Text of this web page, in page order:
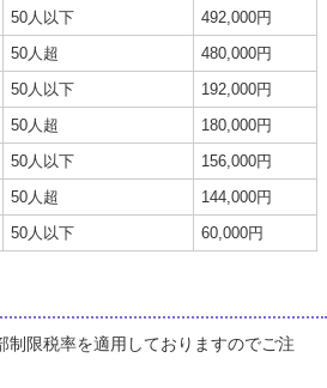
50人以下
492,000円
50人超
480,000円
50人以下
192,000円
50人超
180,000円
50人以下
156,000円
50人超
144,000円
50人以下 60,000円
限税率を適用しておりますのでご注